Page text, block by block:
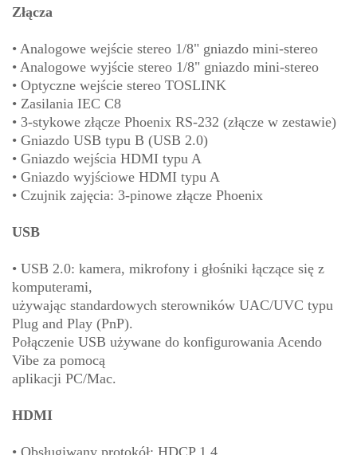
Złącza
• Analogowe wejście stereo 1/8" gniazdo mini-stereo
• Analogowe wyjście stereo 1/8" gniazdo mini-stereo
• Optyczne wejście stereo TOSLINK
• Zasilania IEC C8
• 3-stykowe złącze Phoenix RS-232 (złącze w zestawie)
• Gniazdo USB typu B (USB 2.0)
• Gniazdo wejścia HDMI typu A
• Gniazdo wyjściowe HDMI typu A
• Czujnik zajęcia: 3-pinowe złącze Phoenix
USB
• USB 2.0: kamera, mikrofony i głośniki łączące się z
komputerami,
używając standardowych sterowników UAC/UVC typu
Plug and Play (PnP).
Połączenie USB używane do konfigurowania Acendo
Vibe za pomocą
aplikacji PC/Mac.
HDMI
• Obsługiwany protokół: HDCP 1.4